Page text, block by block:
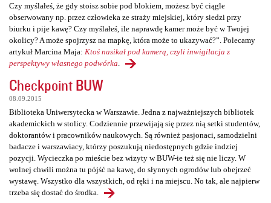
Czy myślałeś, że gdy stoisz sobie pod blokiem, możesz być ciągle
obserwowany np. przez człowieka ze straży miejskiej, który siedzi przy
biurku i pije kawę? Czy myślałeś, ile naprawdę kamer może być w Twojej
okolicy? A może spojrzysz na mapkę, która może to ukazywać?”. Polecamy
artykuł Marcina Maja: Ktoś nasikał pod kamerą, czyli inwigilacja z
perspektywy własnego podwórka
Checkpoint BUW
08.09.2015
Biblioteka Uniwersytecka w Warszawie. Jedna z najważniejszych bibliotek
akademickich w stolicy. Codziennie przewijają się przez nią setki studentów,
doktorantów i pracowników naukowych. Są również pasjonaci, samodzielni
badacze i warszawiacy, którzy poszukują niedostępnych gdzie indziej
pozycji. Wycieczka po mieście bez wizyty w BUW-ie też się nie liczy. W
wolnej chwili można tu pójść na kawę, do słynnych ogrodów lub obejrzeć
wystawę. Wszystko dla wszystkich, od ręki i na miejscu. No tak, ale najpierw
trzeba się dostać do środka.